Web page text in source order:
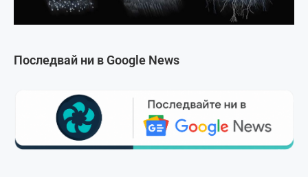
Последвай ни в Google News